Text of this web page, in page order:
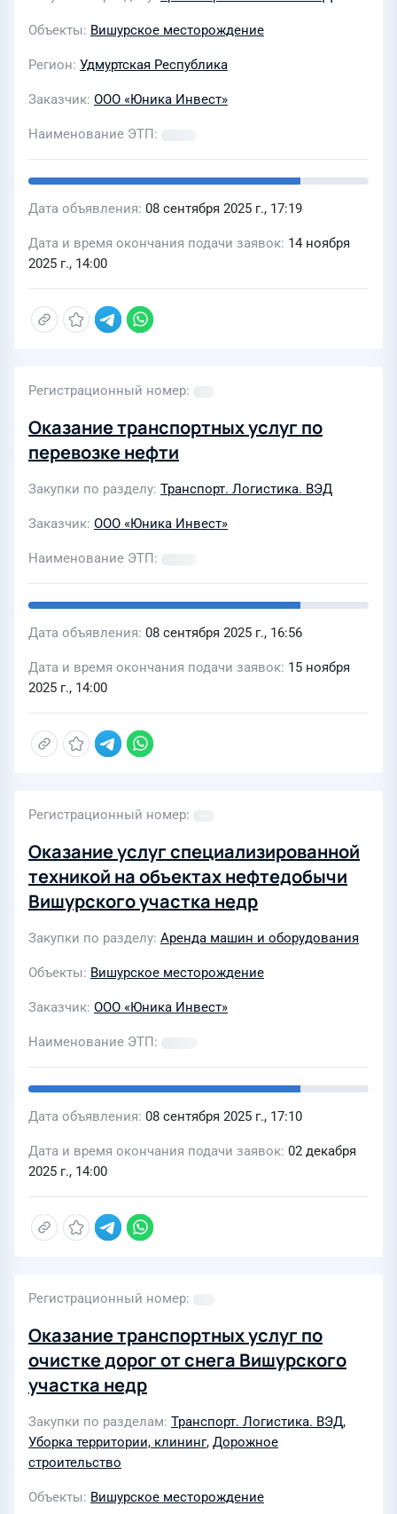
Объекты Вишурское месторождение
Регион Удмуртская Республика
Заказчик ООО «Юника Инвест»
Наименование ЭТП
Дата объявления 08 сентября 2025 г., 17:19
Дата и время окончания подачи заявок 14 ноября
2025 г., 14:00
Регистрационный номер
Оказание транспортных услуг по
перевозке нефти
Закупки по разделу Транспорт. Логистика. ВЭД
Заказчик ООО «Юника Инвест»
Наименование ЭТП
Дата объявления 08 сентября 2025 г., 16:56
Дата и время окончания подачи заявок 15 ноября
2025 г., 14:00
Регистрационный номер
Оказание услуг специализированной
техникой на объектах нефтедобычи
Вишурского участка недр
Закупки по разделу Аренда машин и оборудования
Объекты Вишурское месторождение
Заказчик ООО «Юника Инвест»
Наименование ЭТП
Дата объявления 08 сентября 2025 г., 17:10
Дата и время окончания подачи заявок 02 декабря
2025 г., 14:00
Регистрационный номер
Оказание транспортных услуг по
очистке дорог от снега Вишурского
участка недр
Закупки по разделам Транспорт. Логистика. ВЭД,
Уборка территории, клининг, Дорожное
строительство
Объекты Вишурское месторождение